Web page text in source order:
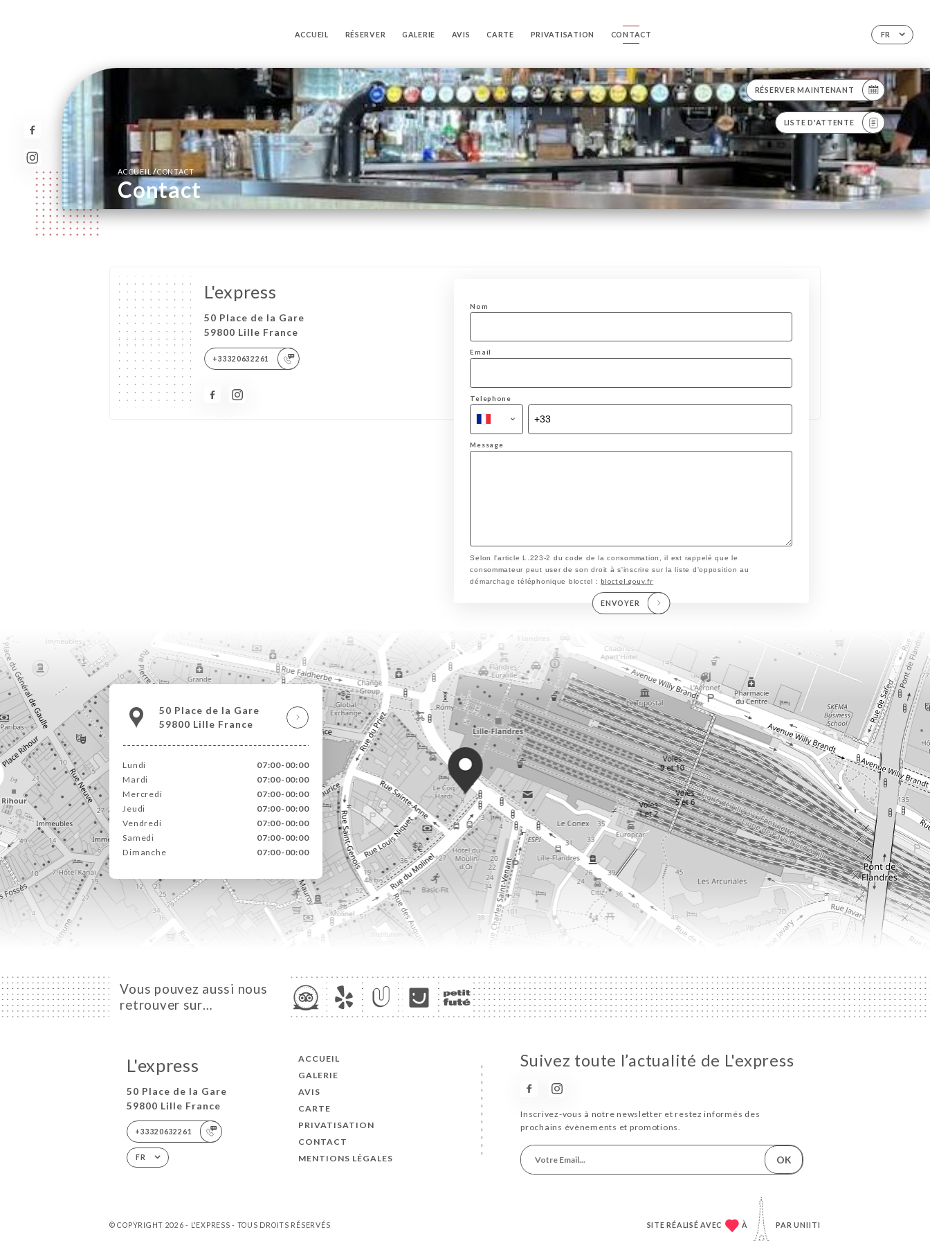
FR
ACCUEIL RÉSERVER GALERIE AVIS CARTE PRIVATISATION CONTACT
RÉSERVER MAINTENANT
LISTE D'ATTENTE
ACCUEIL/CONTACT
Contact
L'express
50 Place de la Gare
59800 Lille France
+33320632261
Nom
Email
Telephone
Message
Selon l'article L.223-2 du code de la consommation, il est rappelé que le
consommateur peut user de son droit à s'inscrire sur la liste d'opposition au
démarchage téléphonique bloctel : bloctel.gouv.fr
ENVOYER
50 Place de la Gare
59800 Lille France
Lundi
07:00-00:00
Mardi
07:00-00:00
Mercredi
07:00-00:00
Jeudi
07:00-00:00
Vendredi
07:00-00:00
Samedi
07:00-00:00
Dimanche
07:00-00:00
Vous pouvez aussi nous
retrouver sur…
L'express
50 Place de la Gare
59800 Lille France
+33320632261
FR
ACCUEIL
GALERIE
AVIS
CARTE
PRIVATISATION
CONTACT
MENTIONS LÉGALES
Suivez toute l’actualité de L'express
Inscrivez-vous à notre newsletter et restez informés des
prochains évènements et promotions.
OK
© COPYRIGHT 2026 - L'EXPRESS - TOUS DROITS RÉSERVÉS SITE RÉALISÉ AVEC À PARUNIITI